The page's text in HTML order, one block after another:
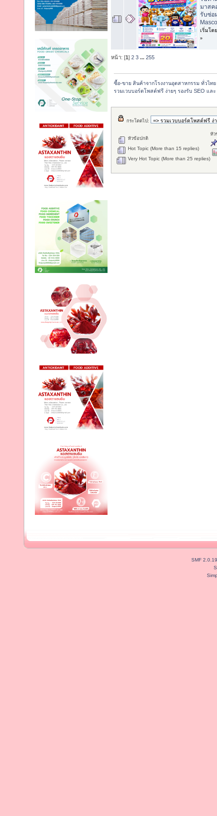
มาสค
รับซ่อ
เริ่มโด
»
หน้า: [1] 2 3 ... 255
ซื้อ-ขาย สินค้าจากโรงงานอุตสาหกรรม ทั่วไทย
รวมเวบบอร์ดโพสต์ฟรี ง่ายๆ รองรับ SEO แล
กระโดดไป:
หัวข้อปกติ
Hot Topic (More than 15 replies)
Very Hot Topic (More than 25 replies)
หัว
SMF 2.0.19